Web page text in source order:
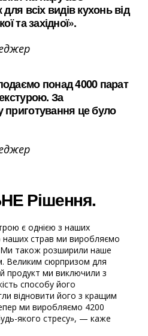
всіх видів кухонь від
та західної».
понад 4000 парат
За
приготування це було
Рішення.
є однією з наших
наших страв ми виробляємо
також розширили наше
Великим сюрпризом для
продукт ми виключили з
способу його
відновити його з кращим
ми виробляємо 4200
якого стресу», — каже